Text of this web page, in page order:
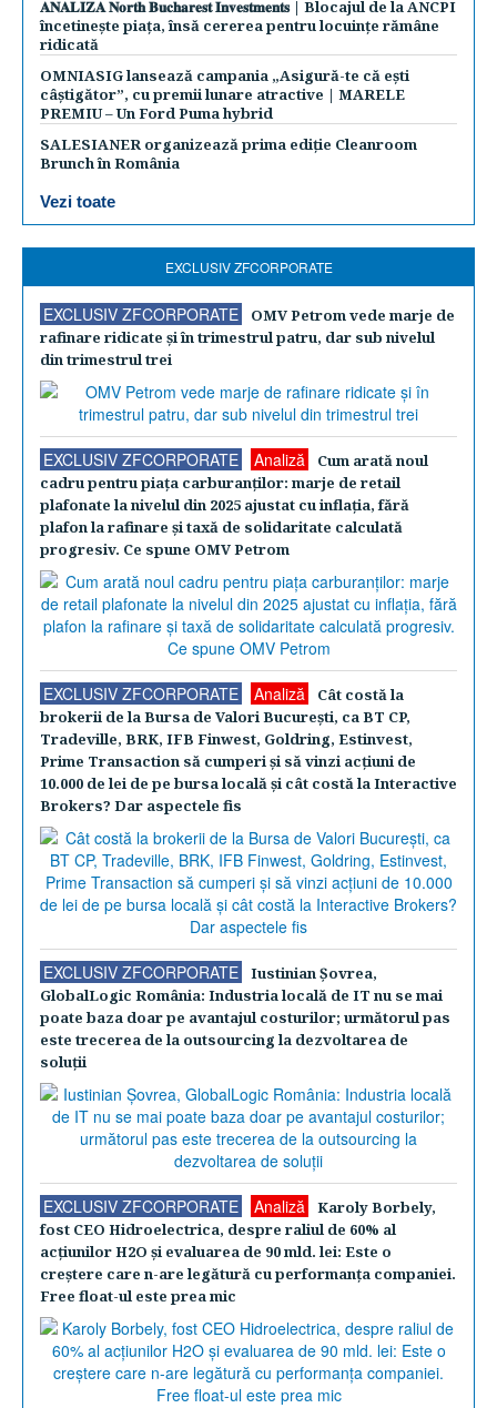
𝐀𝐍𝐀𝐋𝐈𝐙𝐀 𝐍𝐨𝐫𝐭𝐡 𝐁𝐮𝐜𝐡𝐚𝐫𝐞𝐬𝐭 𝐈𝐧𝐯𝐞𝐬𝐭𝐦𝐞𝐧𝐭𝐬 | Blocajul de la ANCPI
încetinește piața, însă cererea pentru locuințe rămâne
ridicată
OMNIASIG lansează campania „Asigură-te că ești
câștigător”, cu premii lunare atractive | MARELE
PREMIU – Un Ford Puma hybrid
SALESIANER organizează prima ediție Cleanroom
Brunch în România
Vezi toate
EXCLUSIV ZFCORPORATE
EXCLUSIV ZFCORPORATE
OMV Petrom vede marje de
rafinare ridicate şi în trimestrul patru, dar sub nivelul
din trimestrul trei
EXCLUSIV ZFCORPORATE Analiză
Cum arată noul
cadru pentru piaţa carburanţilor: marje de retail
plafonate la nivelul din 2025 ajustat cu inflaţia, fără
plafon la rafinare şi taxă de solidaritate calculată
progresiv. Ce spune OMV Petrom
EXCLUSIV ZFCORPORATE Analiză
Cât costă la
brokerii de la Bursa de Valori Bucureşti, ca BT CP,
Tradeville, BRK, IFB Finwest, Goldring, Estinvest,
Prime Transaction să cumperi şi să vinzi acţiuni de
10.000 de lei de pe bursa locală şi cât costă la Interactive
Brokers? Dar aspectele fis
EXCLUSIV ZFCORPORATE
Iustinian Şovrea,
GlobalLogic România: Industria locală de IT nu se mai
poate baza doar pe avantajul costurilor; următorul pas
este trecerea de la outsourcing la dezvoltarea de
soluţii
EXCLUSIV ZFCORPORATE Analiză
Karoly Borbely,
fost CEO Hidroelectrica, despre raliul de 60% al
acţiunilor H2O şi evaluarea de 90 mld. lei: Este o
creştere care n-are legătură cu performanţa companiei.
Free float-ul este prea mic